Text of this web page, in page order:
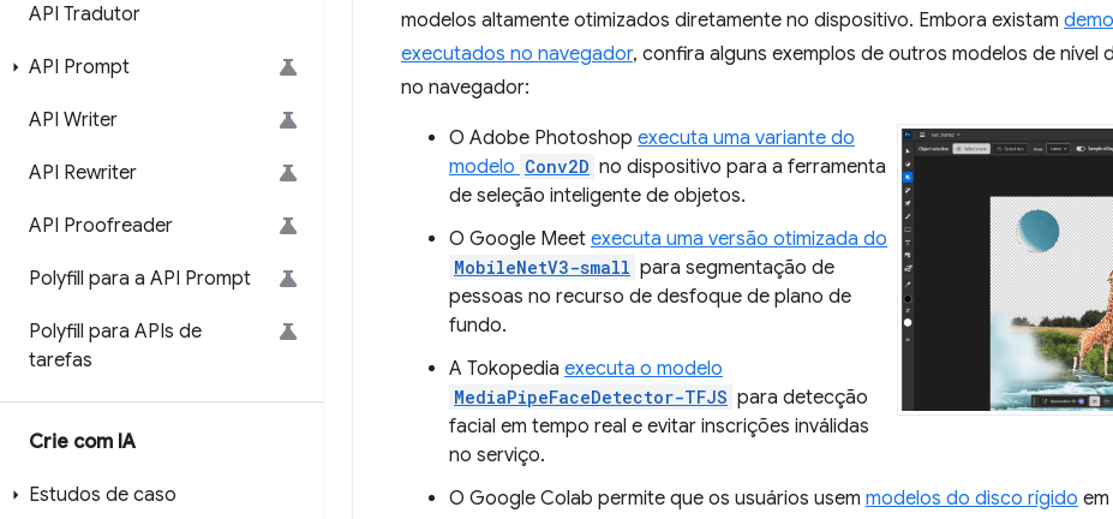
API Tradutor
API Prompt
API Writer
API Rewriter
API Proofreader
Polyfill para a API Prompt
Polyfill para APIs de
tarefas
Crie com IA
Estudos de caso
modelos altamente otimizados diretamente no dispositivo. Embora existam
executados no navegador, confira alguns exemplos de outros modelos de nível
no navegador:
O Adobe Photoshop executa uma variante do
modelo Conv2D no dispositivo para a ferramenta
de seleção inteligente de objetos.
O Google Meet executa uma versão otimizada do
MobileNetV3-small para segmentação de
pessoas no recurso de desfoque de plano de
fundo.
A Tokopedia executa o modelo
MediaPipeFaceDetector-TFJS para detecção
facial em tempo real e evitar inscrições inválidas
no serviço.
O Google Colab permite que os usuários usem modelos do disco rígido